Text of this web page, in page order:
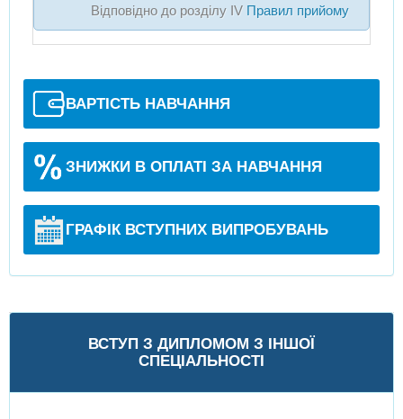
Відповідно до розділу IV Правил прийому
ВАРТІСТЬ НАВЧАННЯ
ЗНИЖКИ В ОПЛАТІ ЗА НАВЧАННЯ
ГРАФІК ВСТУПНИХ ВИПРОБУВАНЬ
ВСТУП З ДИПЛОМОМ З ІНШОЇ
СПЕЦІАЛЬНОСТІ